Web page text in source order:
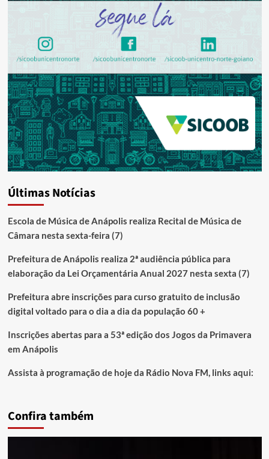
Últimas Notícias
Escola de Música de Anápolis realiza Recital de Música de
Câmara nesta sexta-feira (7)
Prefeitura de Anápolis realiza 2ª audiência pública para
elaboração da Lei Orçamentária Anual 2027 nesta sexta (7)
Prefeitura abre inscrições para curso gratuito de inclusão
digital voltado para o dia a dia da população 60 +
Inscrições abertas para a 53ª edição dos Jogos da Primavera
em Anápolis
Assista à programação de hoje da Rádio Nova FM, links aqui:
Confira também